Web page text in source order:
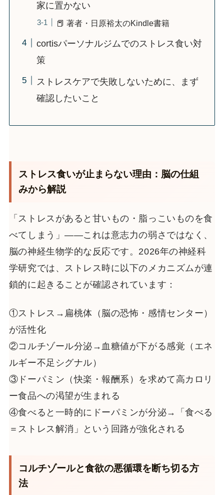
家に置かない
📕 著者・日原裕太のKindle書籍
cortisパーソナルジムでのストレス食い対
策
ストレスケアで失敗しないために、まず
確認したいこと
ストレス食いが止まらない理由：脳の仕組
みから解説
「ストレスがあると甘いもの・脂っこいものを食
べてしまう」——これは意志力の弱さではなく、
脳の神経生物学的な反応です。2026年の神経科
学研究では、ストレス時に以下のメカニズムが連
鎖的に起きることが確認されています：
①ストレス→扁桃体（脳の恐怖・感情センター）
が活性化
②コルチゾール分泌→血糖値が下がる感覚（エネ
ルギー不足シグナル）
③ドーパミン（快楽・報酬系）を求めて高カロリ
ー食品への渇望が生まれる
④食べると一時的にドーパミンが分泌→「食べる
＝ストレス解消」という回路が強化される
コルチゾールと食欲の悪循環を断ち切る方
法